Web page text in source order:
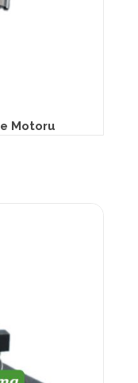
Motoru